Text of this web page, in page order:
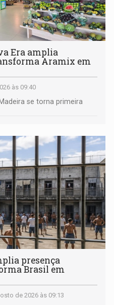
Era amplia
Aramix em
às 09:40
se torna primeira
presença
Brasil em
de 2026 às 09:13